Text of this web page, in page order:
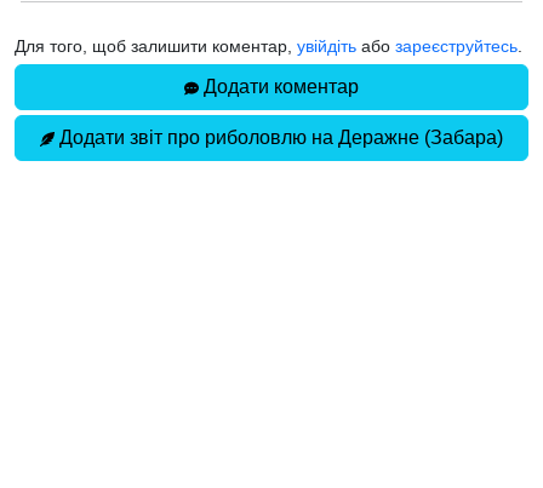
Для того, щоб залишити коментар, увійдіть або зареєструйтесь
Додати коментар
Додати звіт про риболовлю на Деражне (Забара)